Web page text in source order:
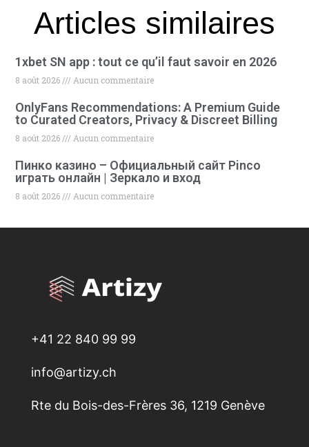
Articles similaires
1xbet SN app : tout ce qu’il faut savoir en 2026
8 août 2026 Aucun commentaire
OnlyFans Recommendations: A Premium Guide
to Curated Creators, Privacy & Discreet Billing
8 août 2026 Aucun commentaire
Пинко казино – Официальный сайт Pinco
играть онлайн | Зеркало и вход
8 août 2026 Aucun commentaire
+41 22 840 99 99
info@artizy.ch
Rte du Bois-des-Frères 36, 1219 Genève